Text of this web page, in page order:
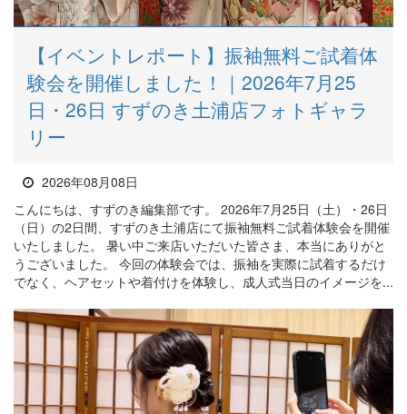
【イベントレポート】振袖無料ご試着体
験会を開催しました！｜2026年7月25
日・26日 すずのき土浦店フォトギャラ
リー
2026年08月08日
こんにちは、すずのき編集部です。 2026年7月25日（土）・26日
（日）の2日間、すずのき土浦店にて振袖無料ご試着体験会を開催
いたしました。 暑い中ご来店いただいた皆さま、本当にありがと
うございました。 今回の体験会では、振袖を実際に試着するだけ
でなく、ヘアセットや着付けを体験し、成人式当日のイメージを...